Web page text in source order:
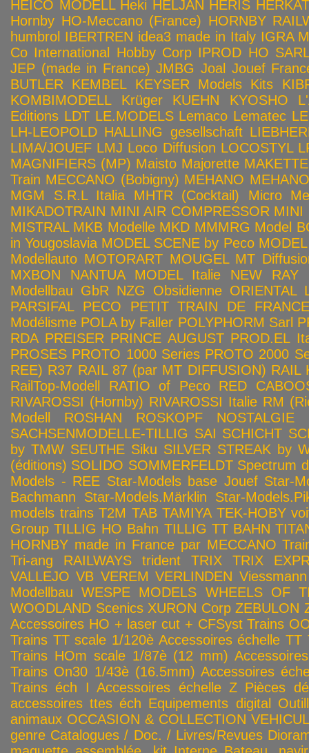
HEICO MODELL Heki HELJAN HERIS HERKAT
Hornby HO-Meccano (France) HORNBY
humbrol IBERTREN idea3 made in Italy IGRA
Co International Hobby Corp IPROD HO
JEP (made in France) JMBG Joal Jouef
BUTLER
KEMBEL KEYSER Models Kits
KOMBIMODELL
Krüger KUEHN KYOSHO
Editions LDT LE.MODELS Lemaco Lematec
LH-LEOPOLD HALLING gesellschaft
LIMA/JOUEF LMJ Loco Diffusion LOCOSTYL
MAGNIFIERS (MP) Maisto Majorette MAKETTE
Train MECCANO (Bobigny) MEHANO
MGM S.R.L Italia
MHTR (Cocktail)
Micro
MIKADOTRAIN MINI AIR COMPRESSOR MINI
MISTRAL MKB Modelle MKD MMMRG Model
in Yougoslavia MODEL SCENE by Peco
Modellauto MOTORART MOUGEL MT
MXBON
NANTUA MODEL Italie NEW RAY
Modellbau GbR NZG Obsidienne ORIENTAL
PARSIFAL
PECO
PETIT TRAIN DE FRANCE
Modélisme POLA by Faller POLYPHORM Sarl
RDA PREISER PRINCE AUGUST PROD.EL
PROSES PROTO 1000 Series PROTO 2000
REE) R37 RAIL 87 (par MT DIFFUSION) RAIL
RailTop-Modell
RATIO of Peco
RED
RIVAROSSI (Hornby) RIVAROSSI Italie RM
Modell
ROSHAN ROSKOPF NOSTALGIE
SACHSENMODELLE-TILLIG SAI SCHICHT
by TMW SEUTHE Siku SILVER STREAK by
(éditions) SOLIDO SOMMERFELDT Spectrum
Models - REE Star-Models base Jouef Star-
Bachmann
Star-Models.Märklin
Star-
models trains T2M TAB TAMIYA TEK-HOBY
Group TILLIG HO Bahn TILLIG TT BAHN
HORNBY made in France par MECCANO
Tri-ang RAILWAYS
trident TRIX
TRIX
VALLEJO VB VEREM VERLINDEN Viessmann
Modellbau WESPE MODELS WHEELS OF
WOODLAND Scenics XURON Corp ZEBULON
Accessoires HO + laser cut + CFSyst Trains
Trains TT scale 1/120è Accessoires échelle TT
Trains HOm scale 1/87è (12 mm)
Trains On30 1/43è (16.5mm) Accessoires
Trains éch I Accessoires échelle Z Pièces
accessoires ttes éch Equipements digital
animaux OCCASION & COLLECTION
genre Catalogues / Doc. / Livres/Revues